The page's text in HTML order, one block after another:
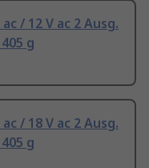
/ 12 V ac 2 Ausg.
g
/ 18 V ac 2 Ausg.
g